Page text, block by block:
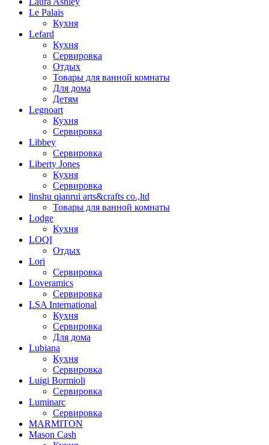
Le Palais
Кухня
Lefard
Кухня
Сервировка
Отдых
Товары для ванной комнаты
Для дома
Детям
Legnoart
Кухня
Сервировка
Libbey
Сервировка
Liberty Jones
Кухня
Сервировка
linshu qianrui arts&crafts co.,ltd
Товары для ванной комнаты
Lodge
Кухня
LOQI
Отдых
Lori
Сервировка
Loveramics
Сервировка
LSA International
Кухня
Сервировка
Для дома
Lubiana
Кухня
Сервировка
Luigi Bormioli
Сервировка
Luminarc
Сервировка
MARMITON
Mason Cash